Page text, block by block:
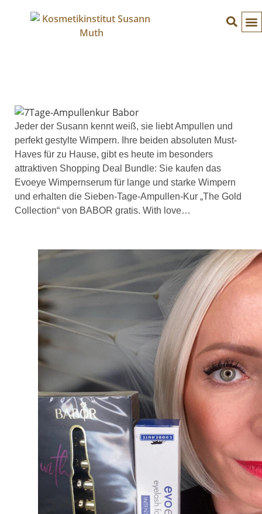
Jeder der Susann kennt weiß, sie liebt Ampullen und
perfekt gestylte Wimpern. Ihre beiden absoluten Must-
Haves für zu Hause, gibt es heute im besonders
attraktiven Shopping Deal Bundle: Sie kaufen das
Evoeye Wimpernserum für lange und starke Wimpern
und erhalten die Sieben-Tage-Ampullen-Kur „The Gold
Collection“ von BABOR gratis. With love…